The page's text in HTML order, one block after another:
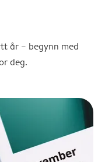
år – begynn med
deg.